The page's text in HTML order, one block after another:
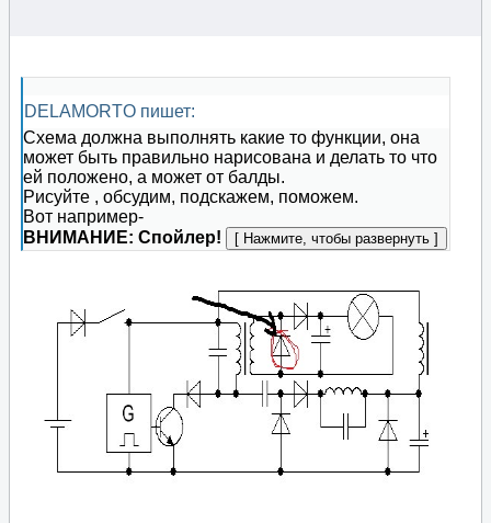
DELAMORTO пишет:
Схема должна выполнять какие то функции, она
может быть правильно нарисована и делать то что
ей положено, а может от балды.
Рисуйте , обсудим, подскажем, поможем.
Вот например-
ВНИМАНИЕ: Спойлер!